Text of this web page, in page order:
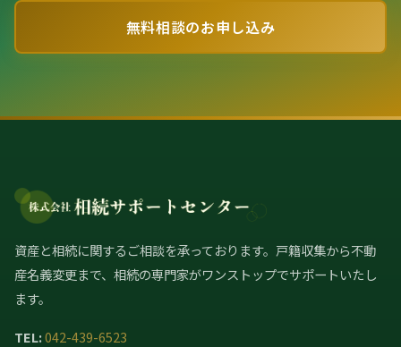
無料相談のお申し込み
資産と相続に関するご相談を承っております。戸籍収集から不動
産名義変更まで、相続の専門家がワンストップでサポートいたし
ます。
TEL:042-439-6523